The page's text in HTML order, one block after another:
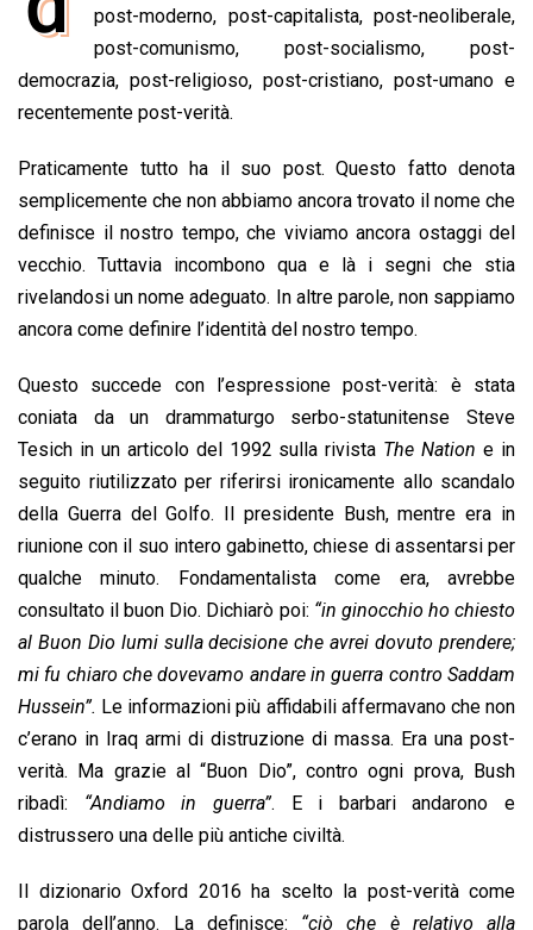
e
o
o
t
s
A
p
k
e
d
I
e
a
d
s
i
y
L
i
n
t
post-moderno, post-capitalista, post-neoliberale,
post-comunismo, post-socialismo, post-
democrazia, post-religioso, post-cristiano, post-umano e
recentemente post-verità.
Praticamente tutto ha il suo post. Questo fatto denota
semplicemente che non abbiamo ancora trovato il nome che
definisce il nostro tempo, che viviamo ancora ostaggi del
vecchio. Tuttavia incombono qua e là i segni che stia
rivelandosi un nome adeguato. In altre parole, non sappiamo
ancora come definire l’identità del nostro tempo.
Questo succede con l’espressione post-verità: è stata
coniata da un drammaturgo serbo-statunitense Steve
Tesich in un articolo del 1992 sulla rivista The Nation e in
seguito riutilizzato per riferirsi ironicamente allo scandalo
della Guerra del Golfo. Il presidente Bush, mentre era in
riunione con il suo intero gabinetto, chiese di assentarsi per
qualche minuto. Fondamentalista come era, avrebbe
consultato il buon Dio. Dichiarò poi: “in ginocchio ho chiesto
al Buon Dio lumi sulla decisione che avrei dovuto prendere;
mi fu chiaro che dovevamo andare in guerra contro Saddam
Hussein”. Le informazioni più affidabili affermavano che non
c’erano in Iraq armi di distruzione di massa. Era una post-
verità. Ma grazie al “Buon Dio”, contro ogni prova, Bush
ribadì: “Andiamo in guerra”. E i barbari andarono e
distrussero una delle più antiche civiltà.
Il dizionario Oxford 2016 ha scelto la post-verità come
parola dell’anno. La definisce: “ciò che è relativo alla